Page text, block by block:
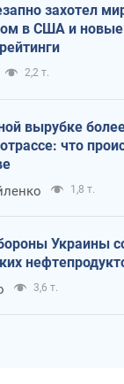
захотел
в США и новые
2,2 т.
вырубке
что
1,8 т.
Украины
3,6 т.